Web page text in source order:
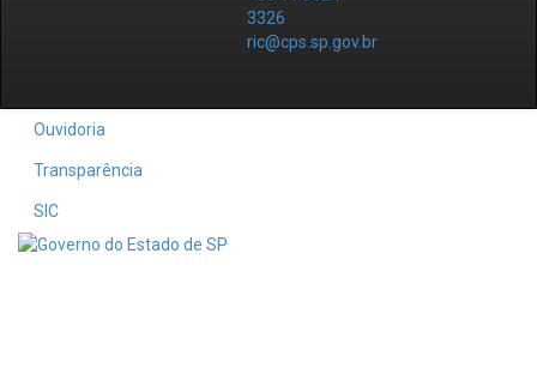
3326
ric@cps.sp.gov.br
Ouvidoria
Transparência
SIC